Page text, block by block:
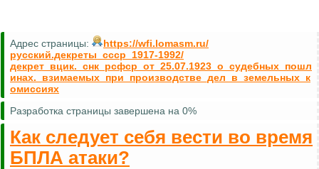
Адрес страницы:
https://wfi.lomasm.ru/
русский.декреты_ссср_1917-1992/
декрет_вцик._снк_рсфср_от_25.07.1923_о_судебных_пошл
инах._взимаемых_при_производстве_дел_в_земельных_к
омиссиях
Разработка страницы завершена на 0%
Как следует себя вести во время
БПЛА атаки?